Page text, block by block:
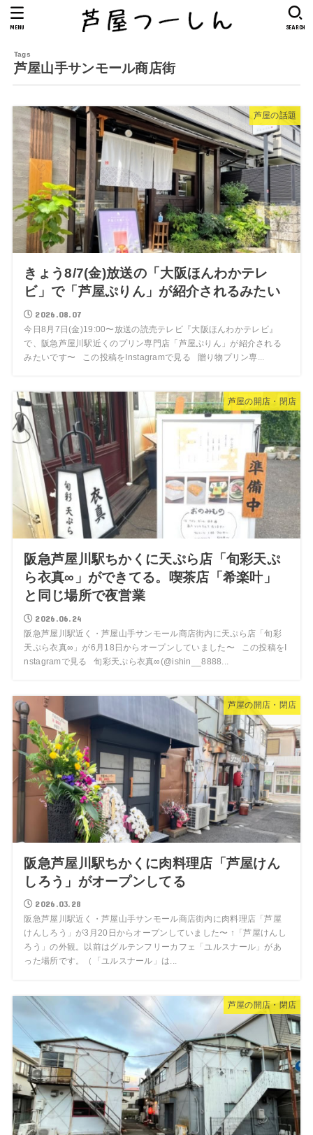
SEARCH
MENU
芦屋山手サンモール商店街
芦屋の話題
きょう8/7(金)放送の「大阪ほんわかテレ
ビ」で「芦屋ぷりん」が紹介されるみたい
2026.08.07
今日8月7日(金)19:00〜放送の読売テレビ『大阪ほんわかテレビ』
で、阪急芦屋川駅近くのプリン専門店「芦屋ぷりん」が紹介される
みたいです〜 この投稿をInstagramで見る 贈り物プリン専...
芦屋の開店・閉店
阪急芦屋川駅ちかくに天ぷら店「旬彩天ぷ
ら衣真∞」ができてる。喫茶店「希楽叶」
と同じ場所で夜営業
2026.06.24
阪急芦屋川駅近く・芦屋山手サンモール商店街内に天ぷら店「旬彩
天ぷら衣真∞」が6月18日からオープンしていました〜 この投稿をI
nstagramで見る 旬彩天ぷら衣真∞(@ishin__8888...
芦屋の開店・閉店
阪急芦屋川駅ちかくに肉料理店「芦屋けん
しろう」がオープンしてる
2026.03.28
阪急芦屋川駅近く・芦屋山手サンモール商店街内に肉料理店「芦屋
けんしろう」が3月20日からオープンしていました〜 ↑「芦屋けんし
ろう」の外観。以前はグルテンフリーカフェ「ユルスナール」があ
った場所です。（「ユルスナール」は...
芦屋の開店・閉店